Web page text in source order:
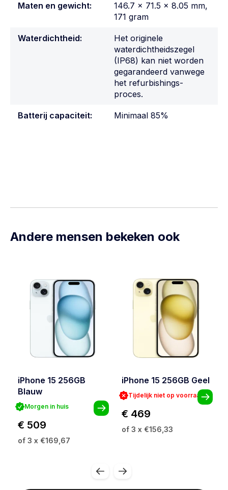
Maten en gewicht:
146.7 x 71.5 x 8.05 mm,
171 gram
Waterdichtheid:
Het originele
waterdichtheidszegel
(IP68) kan niet worden
gegarandeerd vanwege
het refurbishings-
proces.
Batterij capaciteit: Minimaal 85%
Andere mensen bekeken ook
iPhone 15 256GB
Blauw
Morgen in huis
€ 509
of 3 x €169,67
iPhone 15 256GB Geel
Tijdelijk niet op voorraad
€ 469
of 3 x €156,33